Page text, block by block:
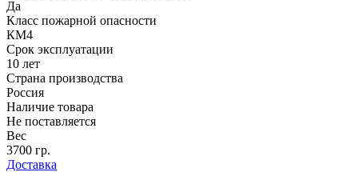
Да
Класс пожарной опасности
КМ4
Срок эксплуатации
10 лет
Страна производства
Россия
Наличие товара
Не поставляется
Вес
3700 гр.
Доставка